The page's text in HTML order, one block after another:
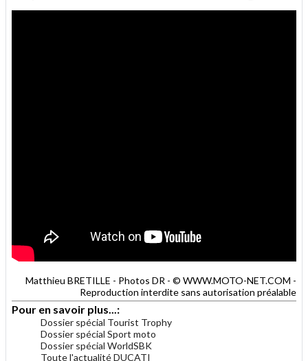
Matthieu BRETILLE - Photos DR - © WWW.MOTO-NET.COM -
Reproduction interdite sans autorisation préalable
Pour en savoir plus...:
Dossier spécial Tourist Trophy
Dossier spécial Sport moto
Dossier spécial WorldSBK
Toute l'actualité DUCATI